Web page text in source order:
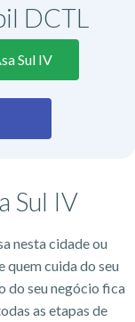
DCTL
Sul IV
Sul IV
nesta cidade ou
quem cuida do seu
do seu negócio fica
as etapas de